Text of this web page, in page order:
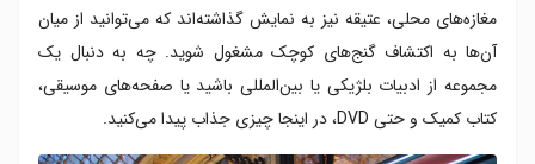
مغازه‌های محلی، عتیقه نیز به نمایش گذاشته‌اند که می‌توانید از میان‌
آن‌ها به اکتشاف گنج‌های کوچک مشغول شوید. چه به دنبال یک
مجموعه از ادبیات بلژیکی یا بین‌المللی باشید یا صفحه‌های موسیقی،
کتاب کمیک و حتی DVD، در اینجا چیزی جذاب پیدا می‌کنید.